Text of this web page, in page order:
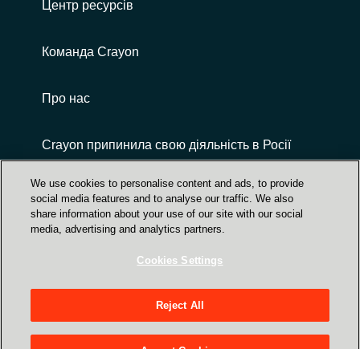
Центр ресурсів
Команда Crayon
Про нас
Crayon припинила свою діяльність в Росії
вул. Верхній Вал, 72, 3-й поверх, Київ,
We use cookies to personalise content and ads, to provide
social media features and to analyse our traffic. We also
share information about your use of our site with our social
media, advertising and analytics partners.
Cookies Settings
Reject All